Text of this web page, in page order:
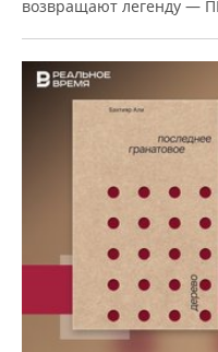
возвращают легенду —